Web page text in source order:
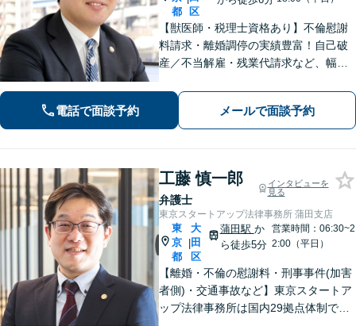
都
区
【獣医師・税理士資格あり】不倫慰謝
料請求・離婚調停の実績豊富！自己破
産／不当解雇・残業代請求など、幅広
数！温もりある対応をご提供します。
【中小企業顧問経験100社以上】不動産
問題、予防法務はお任せください。
電話で面談予約 メールで面談予約
工藤 慎一郎
弁護士
インタビューを
見る
東京スタートアップ法律事務所 蒲田支店
東
京
都
|
大
田
区
蒲田駅 か
ら徒歩5分
営業時間：06:30~2
2:00（平日）
【離婚・不倫の慰謝料・刑事事件(加害
者側)・交通事故など】東京スタートア
ップ法律事務所は国内29拠点体制で全